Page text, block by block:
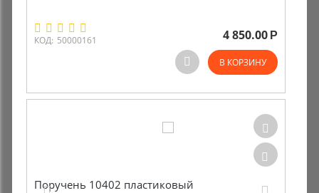
КОД: 50000161 4 850.00 Р
В КОРЗИНУ
Поручень 10402 пластиковый